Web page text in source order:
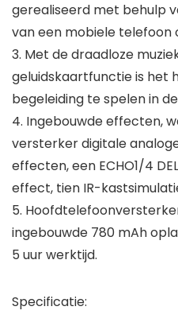
gerealiseerd met behulp
van een mobiele telefoon
3. Met de draadloze
geluidskaartfunctie is het
begeleiding te spelen in
4. Ingebouwde effecten,
versterker digitale analoge
effecten, een ECHO1/4
effect, tien IR-
5.
ingebouwde 780 mAh
5 uur werktijd.
Specificatie: